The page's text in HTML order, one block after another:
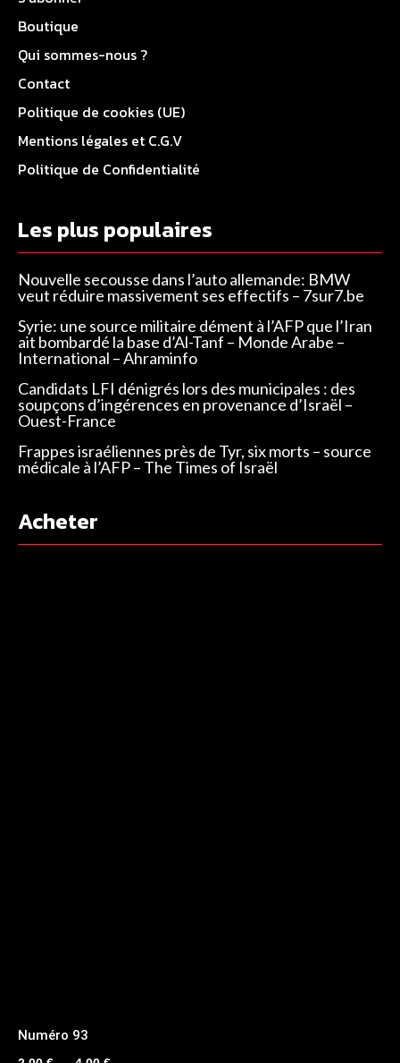
Boutique
Qui sommes-nous ?
Contact
Politique de cookies (UE)
Mentions légales et C.G.V
Politique de Confidentialité
Les plus populaires
Nouvelle secousse dans l’auto allemande: BMW
veut réduire massivement ses effectifs – 7sur7.be
Syrie: une source militaire dément à l’AFP que l’Iran
ait bombardé la base d’Al-Tanf – Monde Arabe –
International – Ahraminfo
Candidats LFI dénigrés lors des municipales : des
soupçons d’ingérences en provenance d’Israël –
Ouest-France
Frappes israéliennes près de Tyr, six morts – source
médicale à l’AFP – The Times of Israël
Acheter
Numéro 93